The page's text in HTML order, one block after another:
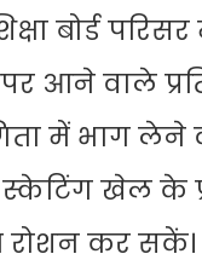
बोर्ड
पर आने वाले
में भाग लेने
खेल के
रोशन कर सकें।